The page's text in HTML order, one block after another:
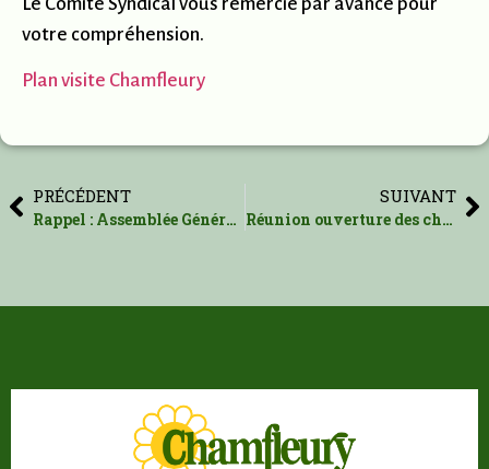
votre compréhension.
Plan visite Chamfleury
PRÉCÉDENT
Rappel : Assemblée Générale Lundi 26 février 2024 dès 20H
SUIVANT
Réunion ouverture des chemins piétonniers